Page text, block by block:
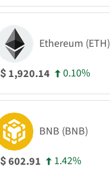
Ethereum (ETH)
$ 1,920.14 0.10%
BNB (BNB)
$602.91 1.42%